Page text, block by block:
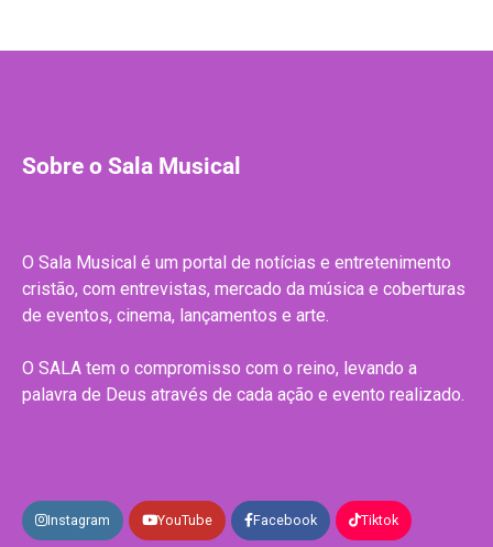
Sobre o Sala Musical
O Sala Musical é um portal de notícias e entretenimento
cristão, com entrevistas, mercado da música e coberturas
de eventos, cinema, lançamentos e arte.
O SALA tem o compromisso com o reino, levando a
palavra de Deus através de cada ação e evento realizado.
Instagram YouTube Facebook Tiktok